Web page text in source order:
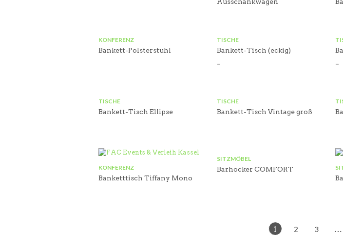
KONFERENZ
Bankett-Polsterstuhl
TISCHE
Bankett-Tisch (eckig)
– –
TISCHE
Bankett-Tisch Ellipse
TISCHE
Bankett-Tisch Vintage groß
KONFERENZ
Banketttisch Tiffany Mono
SITZMÖBEL
Barhocker COMFORT
1 2 3 …